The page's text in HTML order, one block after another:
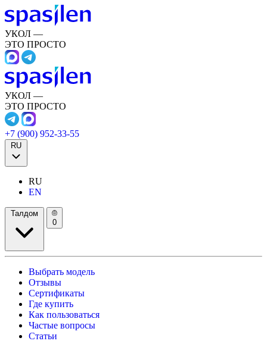
УКОЛ —
ЭТО ПРОСТО
УКОЛ —
ЭТО ПРОСТО
+7 (900) 952-33-55
RU
RU
EN
Талдом
0
Выбрать модель
Отзывы
Сертификаты
Где купить
Как пользоваться
Частые вопросы
Статьи